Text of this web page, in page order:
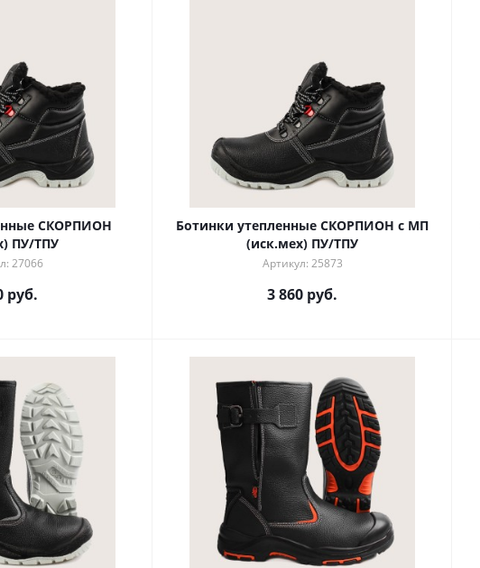
СКОРПИОН
ПУ/ТПУ
27066
руб.
Ботинки утепленные СКОРПИОН с МП
(иск.мех) ПУ/ТПУ
Артикул: 25873
3 860 руб.